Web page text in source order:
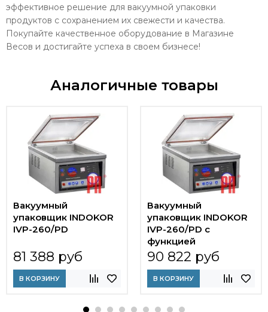
эффективное решение для вакуумной упаковки
продуктов с сохранением их свежести и качества.
Покупайте качественное оборудование в Магазине
Весов и достигайте успеха в своем бизнесе!
Аналогичные товары
Вакуумный
упаковщик INDOKOR
IVP-260/PD
81 388 руб
В КОРЗИНУ
Вакуумный
упаковщик INDOKOR
IVP-260/PD с
функцией
газонаполнения
90 822 руб
В КОРЗИНУ